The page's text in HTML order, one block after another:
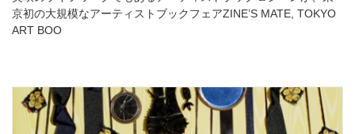
京初の大規模なアーティストブックフェアZINE’S MATE, TOKYO
ART BOO